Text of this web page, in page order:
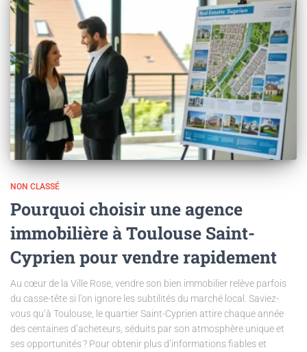
NON CLASSÉ
Pourquoi choisir une agence
immobilière à Toulouse Saint-
Cyprien pour vendre rapidement
Au cœur de la Ville Rose, vendre son bien immobilier relève parfois
du casse-tête si l’on ignore les subtilités du marché local. Saviez-
vous qu’à Toulouse, le quartier Saint-Cyprien attire chaque année
des centaines d’acheteurs, séduits par son atmosphère unique et
ses opportunités ? Pour obtenir plus d’informations fiables et